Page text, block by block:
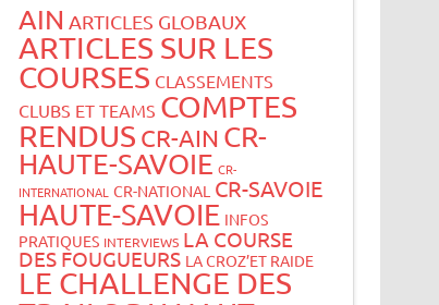
AIN ARTICLES GLOBAUX
ARTICLES SUR LES
COURSES CLASSEMENTS
CLUBS ET TEAMS COMPTES
RENDUS CR-AIN CR-
HAUTE-SAVOIE CR-
INTERNATIONAL CR-NATIONAL CR-SAVOIE
HAUTE-SAVOIE INFOS
PRATIQUES INTERVIEWS LA COURSE
DES FOUGUEURS LA CROZ’ET RAIDE
LE CHALLENGE DES